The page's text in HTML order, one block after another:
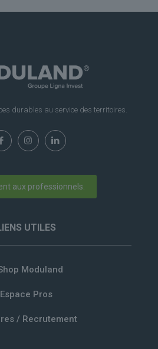
durables au service des territoires.
aux professionnels.
UTILES
Moduland
Espace Pros
/ Recrutement